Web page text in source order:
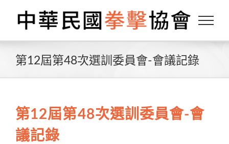
content
第12屆第48次選訓委員會-會議記錄
第12屆第48次選訓委員會-會
議記錄